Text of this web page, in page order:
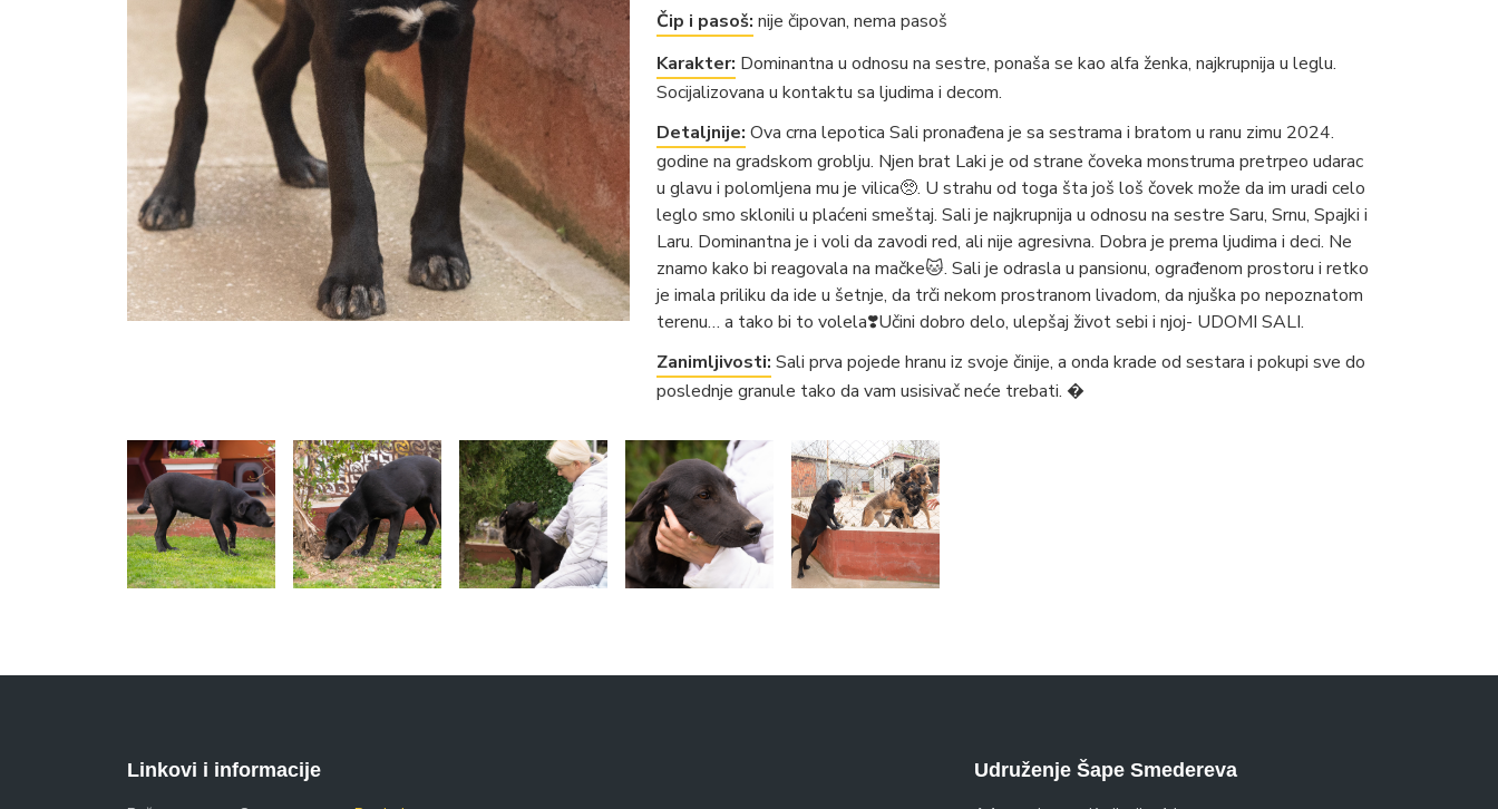
Čip i pasoš: nije čipovan, nema pasoš
Karakter: Dominantna u odnosu na sestre, ponaša se kao alfa ženka, najkrupnija u leglu.
Socijalizovana u kontaktu sa ljudima i decom.
Detaljnije: Ova crna lepotica Sali pronađena je sa sestrama i bratom u ranu zimu 2024.
godine na gradskom groblju. Njen brat Laki je od strane čoveka monstruma pretrpeo udarac
u glavu i polomljena mu je vilica🥺. U strahu od toga šta još loš čovek može da im uradi celo
leglo smo sklonili u plaćeni smeštaj. Sali je najkrupnija u odnosu na sestre Saru, Srnu, Spajki i
Laru. Dominantna je i voli da zavodi red, ali nije agresivna. Dobra je prema ljudima i deci. Ne
znamo kako bi reagovala na mačke🐱. Sali je odrasla u pansionu, ograđenom prostoru i retko
je imala priliku da ide u šetnje, da trči nekom prostranom livadom, da njuška po nepoznatom
terenu… a tako bi to volela❣️Učini dobro delo, ulepšaj život sebi i njoj- UDOMI SALI.
Zanimljivosti: Sali prva pojede hranu iz svoje činije, a onda krade od sestara i pokupi sve do
poslednje granule tako da vam usisivač neće trebati. �
Linkovi i informacije Udruženje Šape Smedereva